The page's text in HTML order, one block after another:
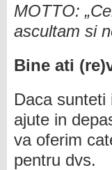
MOTTO:
ascultam si
Bine ati
Daca sunteti
ajute in
va oferim
pentru dvs.